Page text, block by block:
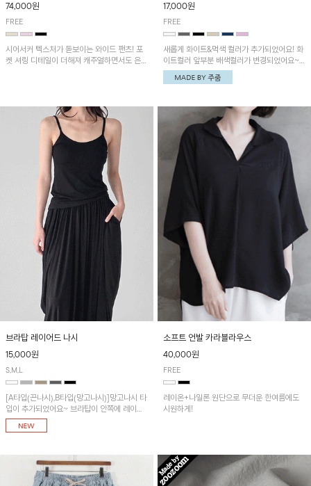
74,000원
FREE
시어서커 텍스처가 돋보이는 와이드 팬츠! 포
켓 셔링 디테일이 더해져 캐주얼하면서도 은은
아이템으로 활용하기 좋아요~
17,000원
FREE
새롭게 화이트&먹색 컬러가 추가되었어요! 화
이트컬러 앞부분 배색컬러가 변경되었어요~
중앙 린넨배색으로 유니크하면서 페이즐리 패
턴으로 감각적인 분위기를 연출이 가능한 티셔
브라탑 레이어드 나시
15,000원
S,M,L
[A타입(끈나시),B타입(망고나시)]망고나시 타
입이 추가되었어요~ 브라탑이 안쪽에 레이어
드 되어 실용적인 나시!
소프트 언발 카라블라우스
40,000원
FREE
레이온+나일론 원단으로 무더운 한여름에도
시원하게!